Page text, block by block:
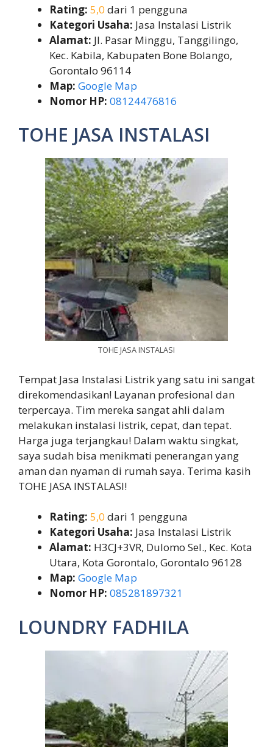
Rating: 5,0 dari 1 pengguna
Kategori Usaha: Jasa Instalasi Listrik
Alamat: Jl. Pasar Minggu, Tanggilingo,
Kec. Kabila, Kabupaten Bone Bolango,
Gorontalo 96114
Map: Google Map
Nomor HP: 08124476816
TOHE JASA INSTALASI
TOHE JASA INSTALASI
Tempat Jasa Instalasi Listrik yang satu ini sangat
direkomendasikan! Layanan profesional dan
terpercaya. Tim mereka sangat ahli dalam
melakukan instalasi listrik, cepat, dan tepat.
Harga juga terjangkau! Dalam waktu singkat,
saya sudah bisa menikmati penerangan yang
aman dan nyaman di rumah saya. Terima kasih
TOHE JASA INSTALASI!
Rating: 5,0 dari 1 pengguna
Kategori Usaha: Jasa Instalasi Listrik
Alamat: H3CJ+3VR, Dulomo Sel., Kec. Kota
Utara, Kota Gorontalo, Gorontalo 96128
Map: Google Map
Nomor HP: 085281897321
LOUNDRY FADHILA